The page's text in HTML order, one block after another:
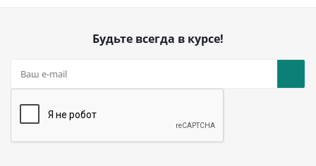
Будьте всегда в курсе!